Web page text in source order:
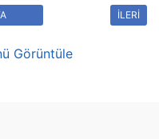
İLERİ
Görüntüle